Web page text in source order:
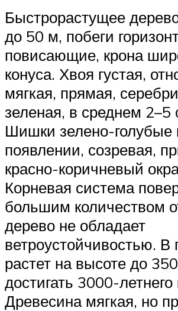
Быстрорастущее
до 50 м, побеги
повисающие, крона
конуса. Хвоя густая,
мягкая, прямая,
зеленая, в среднем 2–5
Шишки зелено-голубые
появлении, созревая,
красно-коричневый
Корневая система
большим количеством
дерево не обладает
ветроустойчивостью. В
растет на высоте до
достигать 3000-летнего
Древесина мягкая, но